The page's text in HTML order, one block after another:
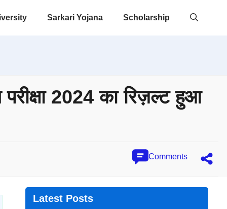
Sarkari Yojana Scholarship
2024 का रिज़ल्ट हुआ
Comments
Latest Posts